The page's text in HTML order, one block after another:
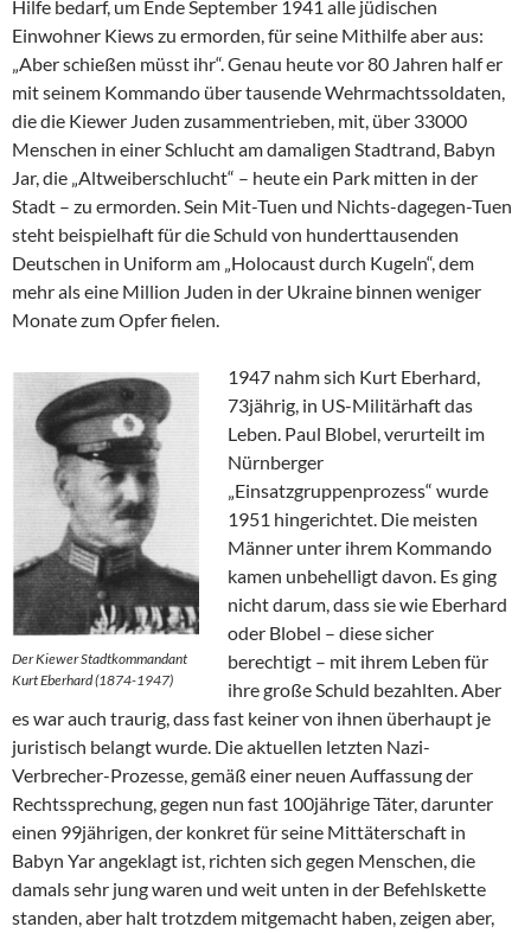
Hilfe bedarf, um Ende September 1941 alle jüdischen
Einwohner Kiews zu ermorden, für seine Mithilfe aber aus:
„Aber schießen müsst ihr“. Genau heute vor 80 Jahren half er
mit seinem Kommando über tausende Wehrmachtssoldaten,
die die Kiewer Juden zusammentrieben, mit, über 33000
Menschen in einer Schlucht am damaligen Stadtrand, Babyn
Jar, die „Altweiberschlucht“ – heute ein Park mitten in der
Stadt – zu ermorden. Sein Mit-Tuen und Nichts-dagegen-Tuen
steht beispielhaft für die Schuld von hunderttausenden
Deutschen in Uniform am „Holocaust durch Kugeln“, dem
mehr als eine Million Juden in der Ukraine binnen weniger
Monate zum Opfer fielen.
Der Kiewer Stadtkommandant
Kurt Eberhard (1874-1947)
1947 nahm sich Kurt Eberhard,
73jährig, in US-Militärhaft das
Leben. Paul Blobel, verurteilt im
Nürnberger
„Einsatzgruppenprozess“ wurde
1951 hingerichtet. Die meisten
Männer unter ihrem Kommando
kamen unbehelligt davon. Es ging
nicht darum, dass sie wie Eberhard
oder Blobel – diese sicher
berechtigt – mit ihrem Leben für
ihre große Schuld bezahlten. Aber
es war auch traurig, dass fast keiner von ihnen überhaupt je
juristisch belangt wurde. Die aktuellen letzten Nazi-
Verbrecher-Prozesse, gemäß einer neuen Auffassung der
Rechtssprechung, gegen nun fast 100jährige Täter, darunter
einen 99jährigen, der konkret für seine Mittäterschaft in
Babyn Yar angeklagt ist, richten sich gegen Menschen, die
damals sehr jung waren und weit unten in der Befehlskette
standen, aber halt trotzdem mitgemacht haben, zeigen aber,